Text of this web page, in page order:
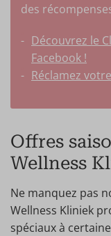
des
Découvrez le
Facebook !
Réclamez
Offres
Wellness
Ne manquez pas
Wellness Kliniek
spéciaux à